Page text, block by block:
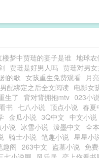
楼梦中贾琏的妻子是谁 地球
贾琏是好男人吗 贾琏对男
的歌 女孩重生免费观看
月
配绑定之后全文阅读
电影女
生了 背对背拥抱mtv 023小
书 七八小说 顶点小说 春夏
金瓜小说 3Q中文 中文小说
小说 冰雪小说 泼墨中文 全
骑士小说 笔趣小说 星星小
趣阁 263中文 盗墓小说 免